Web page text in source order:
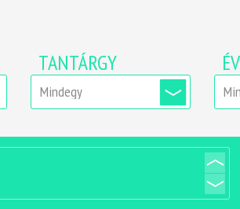
TANTÁRGY